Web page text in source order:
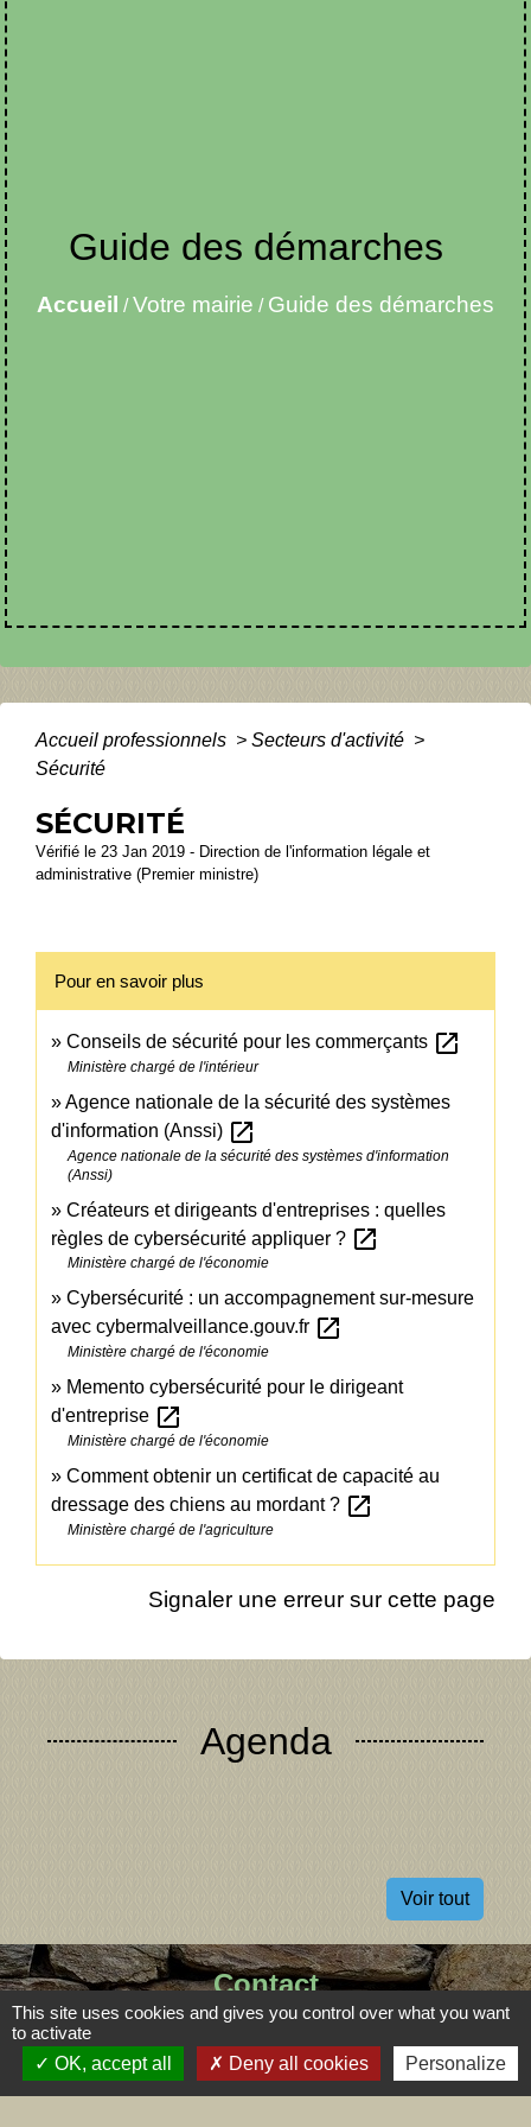
Guide des démarches
Accueil /Votre mairie / Guide des démarches
Accueil professionnels > Secteurs d'activité >
Sécurité
SÉCURITÉ
Vérifié le 23 Jan 2019 - Direction de l'information légale et
administrative (Premier ministre)
Pour en savoir plus
Conseils de sécurité pour les commerçants open_in_new
Ministère chargé de l'intérieur
Agence nationale de la sécurité des systèmes
d'information (Anssi) open_in_new
Agence nationale de la sécurité des systèmes d'information
(Anssi)
Créateurs et dirigeants d'entreprises : quelles
règles de cybersécurité appliquer ? open_in_new
Ministère chargé de l'économie
Cybersécurité : un accompagnement sur-mesure
avec cybermalveillance.gouv.fr open_in_new
Ministère chargé de l'économie
Memento cybersécurité pour le dirigeant
d'entreprise open_in_new
Ministère chargé de l'économie
Comment obtenir un certificat de capacité au
dressage des chiens au mordant ? open_in_new
Ministère chargé de l'agriculture
Signaler une erreur sur cette page
Agenda
Voir tout
Contact
Commune de Dizimieu
55 rue de l'Église
38460 Dizimieu - FRANCE
This site uses cookies and gives you control over what you want
to activate
OK, accept all
Deny all cookies Personalize